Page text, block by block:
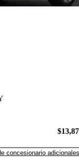
concesionario adicionales